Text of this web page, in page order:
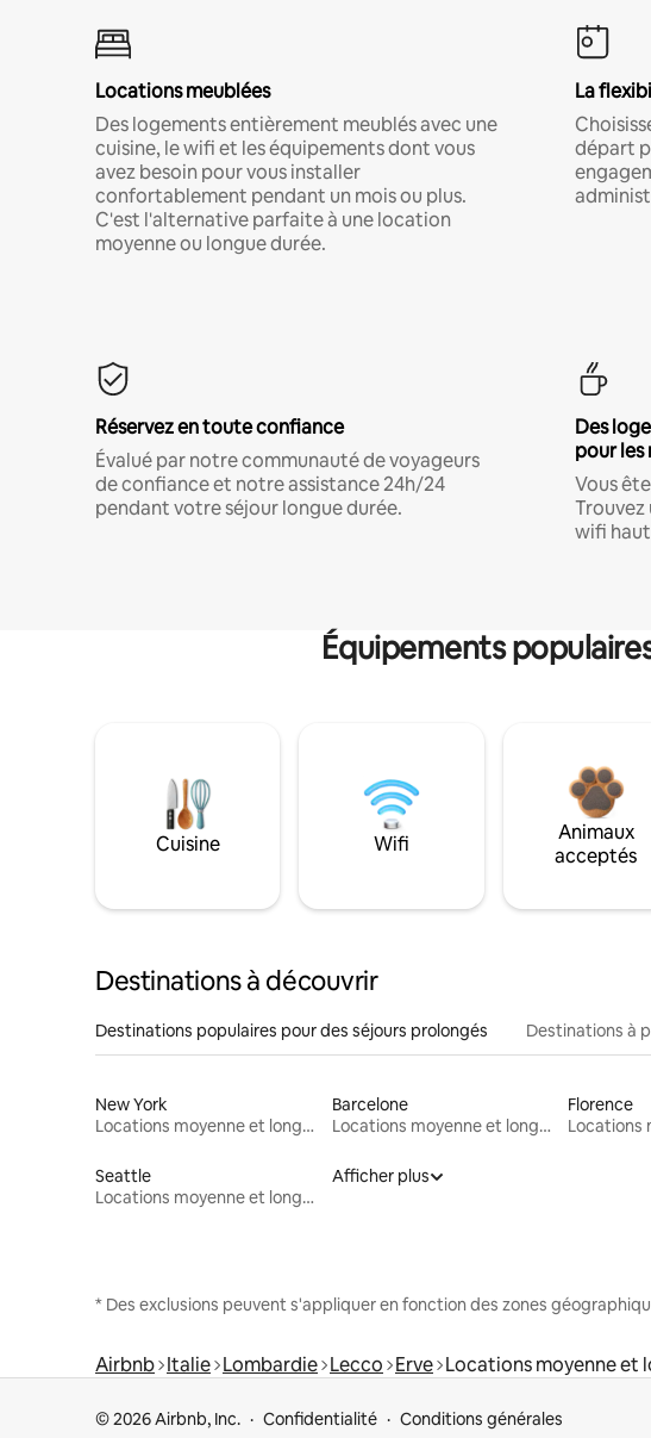
Locations meublées
Des logements entièrement meublés avec une
cuisine, le wifi et les équipements dont vous
avez besoin pour vous installer
confortablement pendant un mois ou plus.
C'est l'alternative parfaite à une location
moyenne ou longue durée.
La
départ
Réservez en toute confiance
Évalué par notre communauté de voyageurs
de confiance et notre assistance 24h/24
pendant votre séjour longue durée.
Des
pour les
Vous
Trouvez
wifi
Équipements
Cuisine Wifi
Animaux
acceptés
Destinations à découvrir
Destinations populaires pour des séjours prolongés Destinations à
New York
Locations moyenne et longue durée
Barcelone
Locations moyenne et longue durée
Florence
Seattle
Locations moyenne et longue durée
Afficher plus
* Des exclusions peuvent s'appliquer en fonction des zones
Airbnb Italie Lombardie Lecco Erve Locations moyenne et
© 2026 Airbnb, Inc. Confidentialité Conditions générales